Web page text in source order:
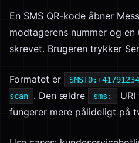
En SMS QR-kode åbner
modtagerens nummer og
skrevet. Brugeren trykker
Formatet er
scan
. Den ældre sms:
fungerer mere pålideligt på